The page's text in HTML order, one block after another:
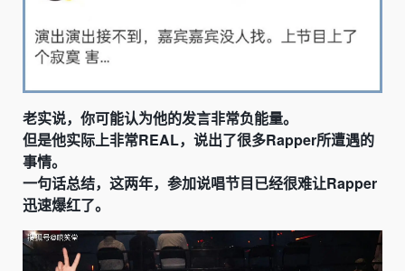
老实说，你可能认为他的发言非常负能量。
但是他实际上非常REAL，说出了很多Rapper所遭遇的
事情。
一句话总结，这两年，参加说唱节目已经很难让Rapper
迅速爆红了。